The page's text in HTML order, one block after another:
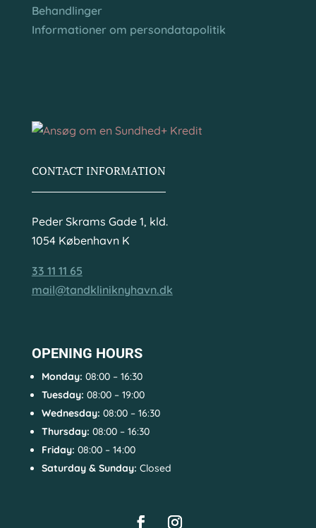
OPENING HOURS
Monday: 08:00 – 16:30
Tuesday: 08:00 – 19:00
Wednesday: 08:00 – 16:30
Thursday: 08:00 – 16:30
Friday: 08:00 – 14:00
Saturday & Sunday: Closed
CONTACT INFORMATION
Peder Skrams Gade 1, kld.
1054 København K
33 11 11 65
mail@tandkliniknyhavn.dk
Behandlinger
Informationer om persondatapolitik